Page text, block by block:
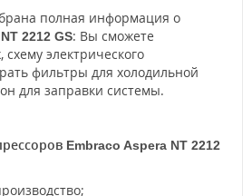
полная информация о
NT 2212 GS: Вы сможете
электрического
фильтры для холодильной
для заправки системы.
Embraco Aspera NT 2212